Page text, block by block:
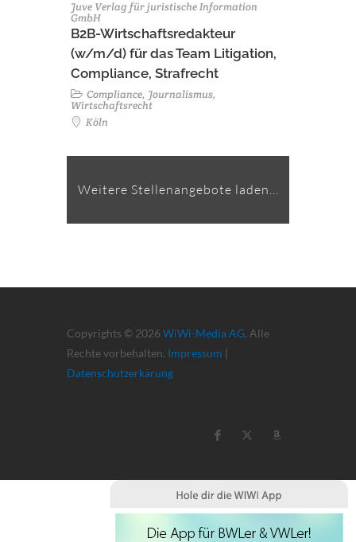
Juve Verlag für juristische Information
GmbH
B2B-Wirtschaftsredakteur
(w/m/d) für das Team Litigation,
Compliance, Strafrecht
Compliance, Journalismus,
Wirtschaftsrecht
Köln
Weitere Stellenangebote laden...
Copyrights © 2026 WiWi-Media AG. Alle
Rechte vorbehalten. Impressum |
Datenschutzerkärung